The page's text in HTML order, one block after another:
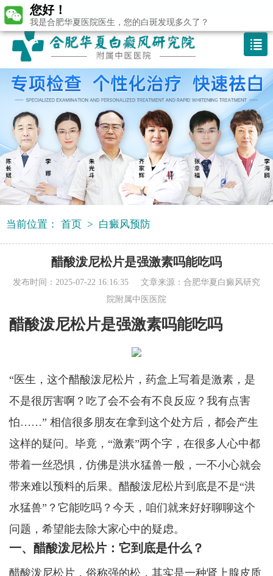
当前位置： 首页 > 白癜风预防
醋酸泼尼松片是强激素吗能吃吗
发布时间：2025-07-22 16:16:35 文章来源： 合肥华夏白癜风研究
院附属中医医院
醋酸泼尼松片是强激素吗能吃吗
“医生，这个醋酸泼尼松片，药盒上写着是激素，是
不是很厉害啊？吃了会不会有不良反应？我有点害
怕……” 相信很多朋友在拿到这个处方后，都会产生
这样的疑问。毕竟，“激素”两个字，在很多人心中都
带着一丝恐惧，仿佛是洪水猛兽一般，一不小心就会
带来难以预料的后果。醋酸泼尼松片到底是不是“洪
水猛兽”？它能吃吗？今天，咱们就来好好聊聊这个
问题，希望能去除大家心中的疑虑。
一、醋酸泼尼松片：它到底是什么？
醋酸泼尼松片，俗称强的松，其实是一种肾上腺皮质
您好！
我是合肥华夏医院医生，您的白斑发现多久了？